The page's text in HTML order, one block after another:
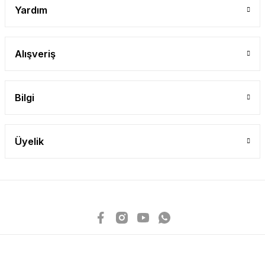
Yardım
Alışveriş
Bilgi
Üyelik